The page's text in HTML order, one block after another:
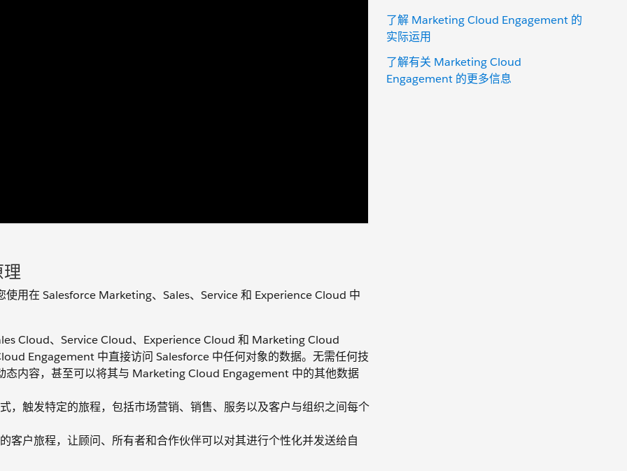
了解 Marketing Cloud Engagement 的
实际运用
了解有关 Marketing Cloud
Engagement 的更多信息
用在 Salesforce Marketing、Sales、Service 和 Experience Cloud 中
Cloud、Service Cloud、Experience Cloud 和 Marketing Cloud
Engagement 中直接访问 Salesforce 中任何对象的数据。无需任何技
态内容，甚至可以将其与 Marketing Cloud Engagement 中的其他数据
，触发特定的旅程，包括市场营销、销售、服务以及客户与组织之间每个
客户旅程，让顾问、所有者和合作伙伴可以对其进行个性化并发送给自